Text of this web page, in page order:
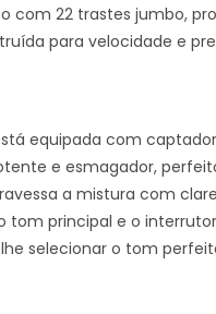
com 22 trastes jumbo,
para velocidade e
equipada com
e esmagador,
a mistura com
tom principal e o
selecionar o tom